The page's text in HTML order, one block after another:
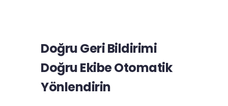
Doğru Geri Bildirimi
Doğru Ekibe Otomatik
Yönlendirin